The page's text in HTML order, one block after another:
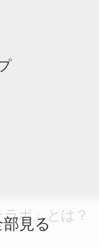
ポ」とは？
部見る